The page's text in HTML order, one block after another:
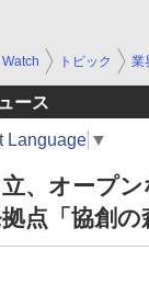
トピック 業
ース
Language ▼
立、オープ
点「協創の